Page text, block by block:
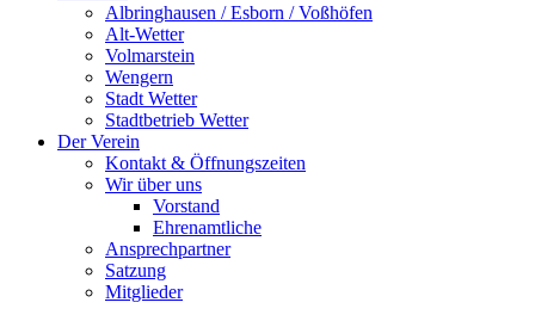
Albringhausen / Esborn / Voßhöfen
Alt-Wetter​
Volmarstein
Wengern
Stadt Wetter
Stadtbetrieb Wetter
Der Verein
Kontakt & Öffnungszeiten
Wir über uns
Vorstand
Ehrenamtliche
Ansprechpartner
Satzung
Mitglieder